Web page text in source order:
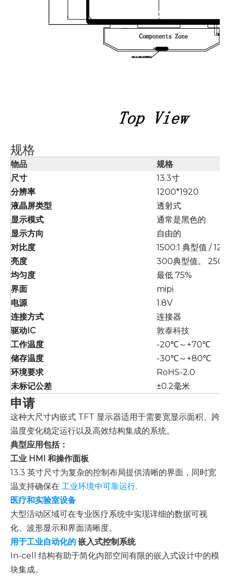
规格
物品
规格
尺寸
13.3寸
分辨率
1200*1920
液晶屏类型
透射式
显示模式
通常是黑色的
显示方向
自由的
对比度
1500:1 典型值 /
亮度
300典型值。 250
均匀度
最低 75%
界面
mipi
电源
1.8V
连接方式
连接器
驱动IC
敦泰科技
工作温度
-20℃～+70℃
储存温度
-30℃～+80℃
环境要求
RoHS-2.0
未标记公差
±0.2毫米
申请
这种大尺寸内嵌式 TFT 显示器适用于需要宽显示面积、跨
温度变化稳定运行以及高效结构集成的系统。
典型应用包括：
工业 HMI 和操作面板
13.3 英寸尺寸为复杂的控制布局提供清晰的界面，同时宽
温支持确保在 工业环境中可靠运行.
医疗和实验室设备
大型活动区域可在专业医疗系统中实现详细的数据可视
化、波形显示和界面清晰度。
用于工业自动化的 嵌入式控制系统
In-cell 结构有助于简化内部空间有限的嵌入式设计中的模
块集成。